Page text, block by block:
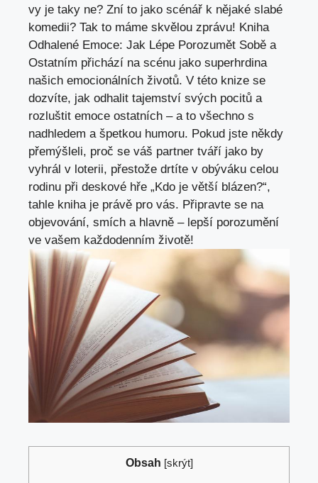
vy je taky ne? Zní to jako scénář k nějaké slabé
komedii? Tak to máme skvělou zprávu! Kniha
Odhalené Emoce: Jak Lépe Porozumět Sobě a
Ostatním přichází na scénu jako superhrdina
našich emocionálních životů. V této knize se
dozvíte, jak odhalit tajemství svých pocitů a
rozluštit emoce ostatních – a to všechno s
nadhledem a špetkou humoru. Pokud jste někdy
přemýšleli, proč se váš partner tváří jako by
vyhrál v loterii, přestože drtíte v obýváku celou
rodinu při deskové hře „Kdo je větší blázen?“,
tahle kniha je právě pro vás. Připravte se na
objevování, smích a hlavně – lepší porozumění
ve vašem každodenním životě!
Obsah [skrýt]